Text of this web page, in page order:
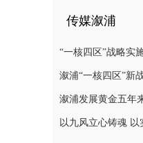
传媒溆浦
“一核四区”战略实